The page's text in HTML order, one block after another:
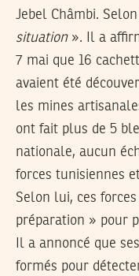
Jebel Châmbi.
situation». Il a
7 mai que 16
avaient été
les mines
ont fait plus de 5
nationale, aucun
forces tunisiennes
Selon lui, ces forces
préparation » pour
Il a annoncé que
formés pour